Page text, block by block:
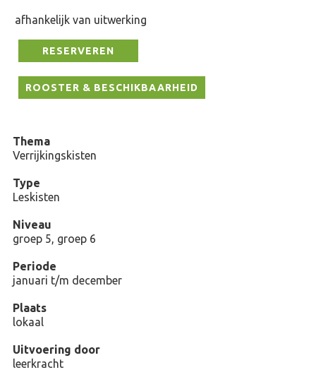
afhankelijk van uitwerking
RESERVEREN
ROOSTER & BESCHIKBAARHEID
Thema
Verrijkingskisten
Type
Leskisten
Niveau
groep 5, groep 6
Periode
januari t/m december
Plaats
lokaal
Uitvoering door
leerkracht